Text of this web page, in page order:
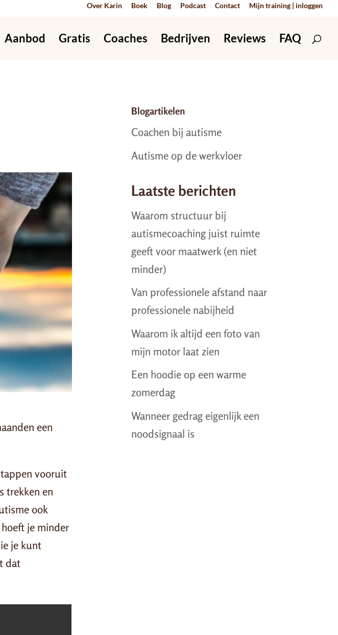
Over Karin Boek Blog Podcast Contact Mijn training | inloggen
Aanbod Gratis Coaches Bedrijven Reviews FAQ
een
vooruit
trekken en
ook
je minder
je kunt
dat
Blogartikelen
Coachen bij autisme
Autisme op de werkvloer
Laatste berichten
Waarom structuur bij
autismecoaching juist ruimte
geeft voor maatwerk (en niet
minder)
Van professionele afstand naar
professionele nabijheid
Waarom ik altijd een foto van
mijn motor laat zien
Een hoodie op een warme
zomerdag
Wanneer gedrag eigenlijk een
noodsignaal is